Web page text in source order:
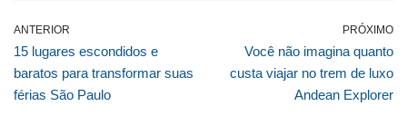
ANTERIOR
15 lugares escondidos e
baratos para transformar suas
férias São Paulo
PRÓXIMO
Você não imagina quanto
custa viajar no trem de luxo
Andean Explorer